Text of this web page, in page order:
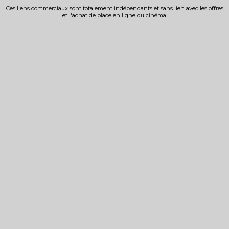
Ces liens commerciaux sont totalement indépendants et sans lien avec les offres
et l'achat de place en ligne du cinéma.